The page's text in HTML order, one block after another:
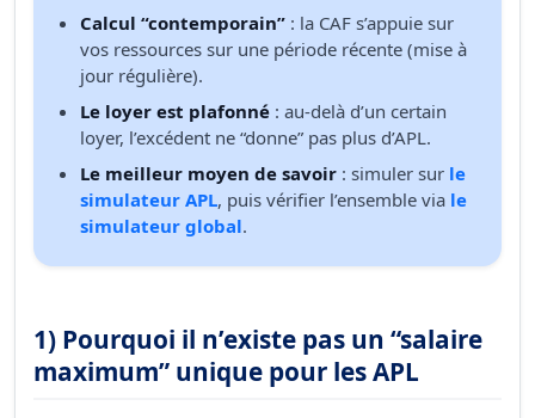
Calcul “contemporain” : la CAF s’appuie sur
vos ressources sur une période récente (mise à
jour régulière).
Le loyer est plafonné : au-delà d’un certain
loyer, l’excédent ne “donne” pas plus d’APL.
Le meilleur moyen de savoir : simuler sur le
simulateur APL, puis vérifier l’ensemble via le
simulateur global.
1) Pourquoi il n’existe pas un “salaire
maximum” unique pour les APL